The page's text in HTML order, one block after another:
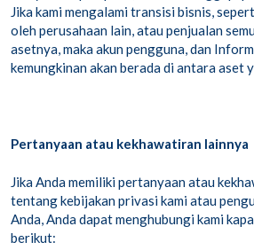
Jika kami mengalami transisi bisnis,
oleh perusahaan lain, atau penjualan
asetnya, maka akun pengguna, dan
kemungkinan akan berada di antara aset
Pertanyaan atau kekhawatiran lainnya
Jika Anda memiliki pertanyaan atau
tentang kebijakan privasi kami atau
Anda, Anda dapat menghubungi kami
berikut: